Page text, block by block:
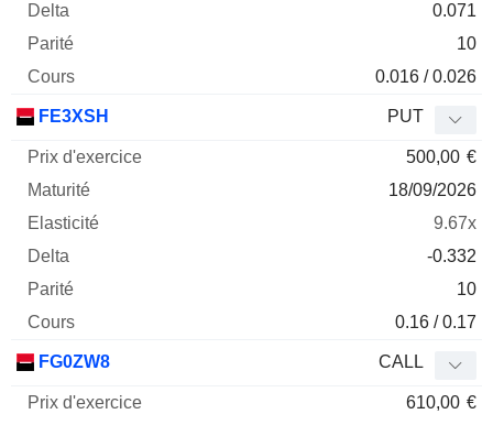
0.071
10
0.016 / 0.026
FE3XSH PUT
500,00 €
18/09/2026
9.67x
-0.332
10
0.16 / 0.17
FG0ZW8 CALL
610,00 €